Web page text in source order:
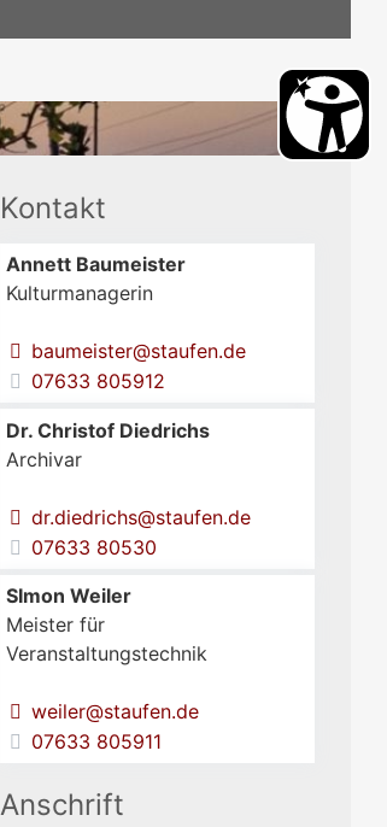
Kontakt
Annett Baumeister
Kulturmanagerin
baumeister@staufen.de
07633 805912
Dr. Christof Diedrichs
Archivar
dr.diedrichs@staufen.de
07633 80530
SImon Weiler
Meister für
Veranstaltungstechnik
weiler@staufen.de
07633 805911
Anschrift